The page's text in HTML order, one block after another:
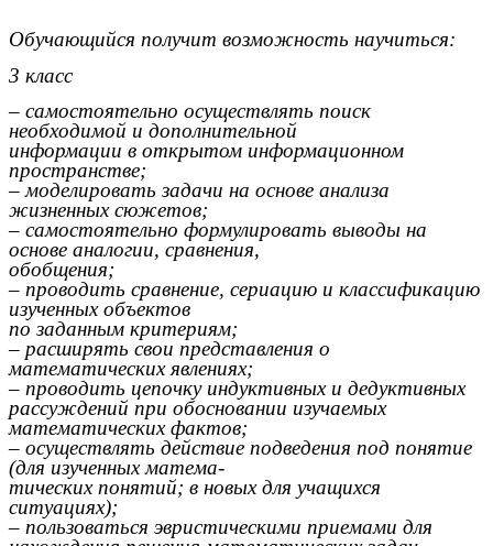
Обучающийся получит возможность научиться:
3 класс
– самостоятельно осуществлять поиск
необходимой и дополнительной
информации в открытом информационном
пространстве;
– моделировать задачи на основе анализа
жизненных сюжетов;
– самостоятельно формулировать выводы на
основе аналогии, сравнения,
обобщения;
– проводить сравнение, сериацию и классификацию
изученных объектов
по заданным критериям;
– расширять свои представления о
математических явлениях;
– проводить цепочку индуктивных и дедуктивных
рассуждений при обосновании изучаемых
математических фактов;
– осуществлять действие подведения под понятие
(для изученных матема-
тических понятий; в новых для учащихся
ситуациях);
– пользоваться эвристическими приемами для